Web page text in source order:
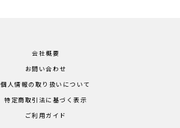
会社概要
お問い合わせ
個人情報の取り扱いについて
特定商取引法に基づく表示
ご利用ガイド